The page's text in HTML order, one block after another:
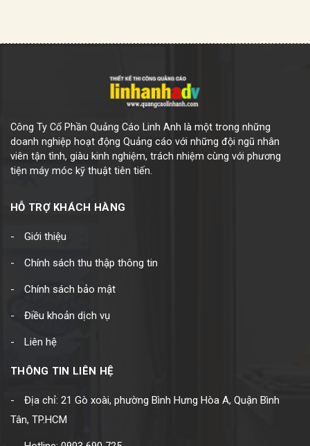
Công Ty Cổ Phần Quảng Cáo Linh Anh là một trong những
doanh nghiệp hoạt động Quảng cáo với những đội ngũ nhân
viên tận tình, giàu kinh nghiệm, trách nhiệm cùng với phương
tiện máy móc kỹ thuật tiên tiến.
HỖ TRỢ KHÁCH HÀNG
Giới thiệu
Chính sách thu thập thông tin
Chính sách bảo mật
Điều khoản dịch vụ
Liên hệ
THÔNG TIN LIÊN HỆ
Địa chỉ: 21 Gò xoài, phường Bình Hưng Hòa A, Quận Bình
Tân, TP.HCM